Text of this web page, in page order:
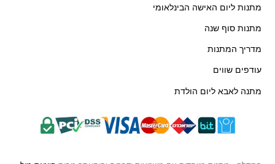
מתנות ליום האישה הבינלאומי
מתנות סוף שנה
מדריך המתנות
עודפים שווים
מתנה לאבא ליום הולדת